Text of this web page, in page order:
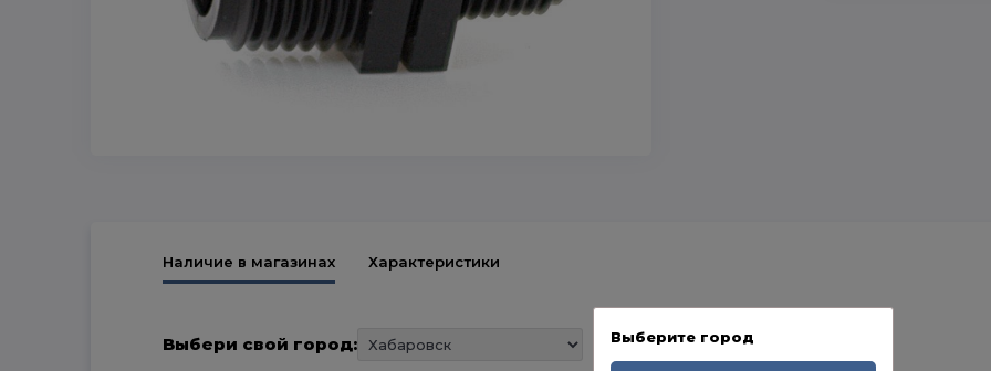
Наличие в магазинах Характеристики
Выбери свой город: Выберите город